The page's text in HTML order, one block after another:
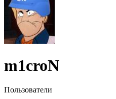
m1croN
Пользователи